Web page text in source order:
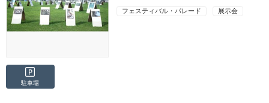
フェスティバル・パレード 展示会
駐車場